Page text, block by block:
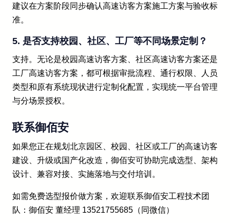
建议在方案阶段同步确认高速访客方案施工方案与验收标
准。
5. 是否支持校园、社区、工厂等不同场景定制？
支持。无论是校园高速访客方案、社区高速访客方案还是
工厂高速访客方案，都可根据审批流程、通行权限、人员
类型和原有系统现状进行定制化配置，实现统一平台管理
与分场景授权。
联系御佰安
如果您正在规划北京园区、校园、社区或工厂的高速访客
建设、升级或国产化改造，御佰安可协助完成选型、架构
设计、兼容对接、实施落地与交付培训。
如需免费选型报价做方案，欢迎联系御佰安工程技术团
队：御佰安 董经理 13521755685（同微信）